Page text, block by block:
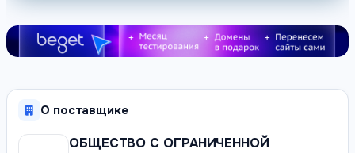
О поставщике
ОБЩЕСТВО С ОГРАНИЧЕННОЙ